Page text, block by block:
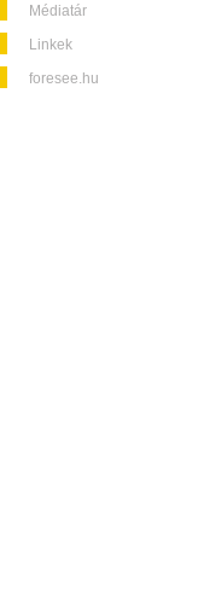
Médiatár
Linkek
foresee.hu